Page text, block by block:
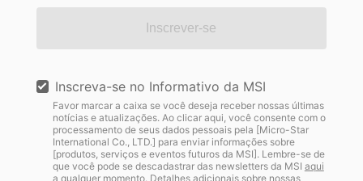
Inscrever-se
Inscreva-se no Informativo da MSI
Favor marcar a caixa se você deseja receber nossas últimas
notícias e atualizações. Ao clicar aqui, você consente com o
processamento de seus dados pessoais pela [Micro-Star
International Co., LTD.] para enviar informações sobre
[produtos, serviços e eventos futuros da MSI]. Lembre-se de
que você pode se descadastrar das newsletters da MSI aqui
a qualquer momento. Detalhes adicionais sobre nossas